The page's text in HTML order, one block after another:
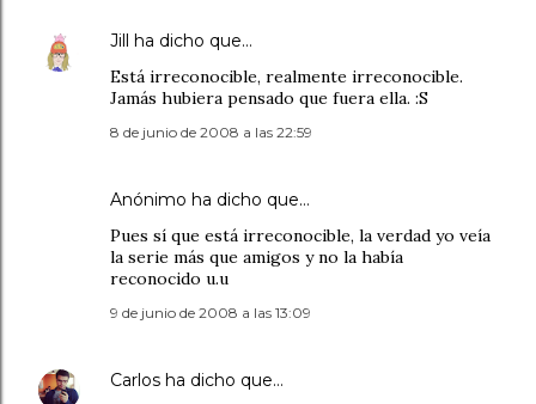
Jill ha dicho que…
Está irreconocible, realmente irreconocible.
Jamás hubiera pensado que fuera ella. :S
8 de junio de 2008 a las 22:59
Anónimo ha dicho que…
Pues sí que está irreconocible, la verdad yo veía
la serie más que amigos y no la había
reconocido u.u
9 de junio de 2008 a las 13:09
Carlos ha dicho que…